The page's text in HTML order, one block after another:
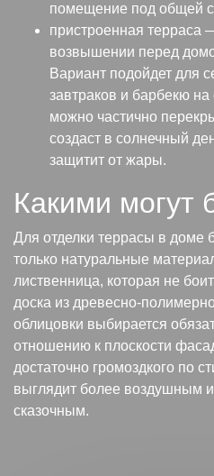
помещение под общей
пристроенная терраса
возвышении перед
Вариант подойдет для
завтраков и барбекю
можно частично
создаст в солнечный
защитит от жары.
Какими могут
Для отделки террасы в доме
только натуральные
лиственница, которая не
доска из древесно-
облицовки выбирается
отношению к плоскости
достаточно громоздкого по
выглядит более воздушным
сказочным.